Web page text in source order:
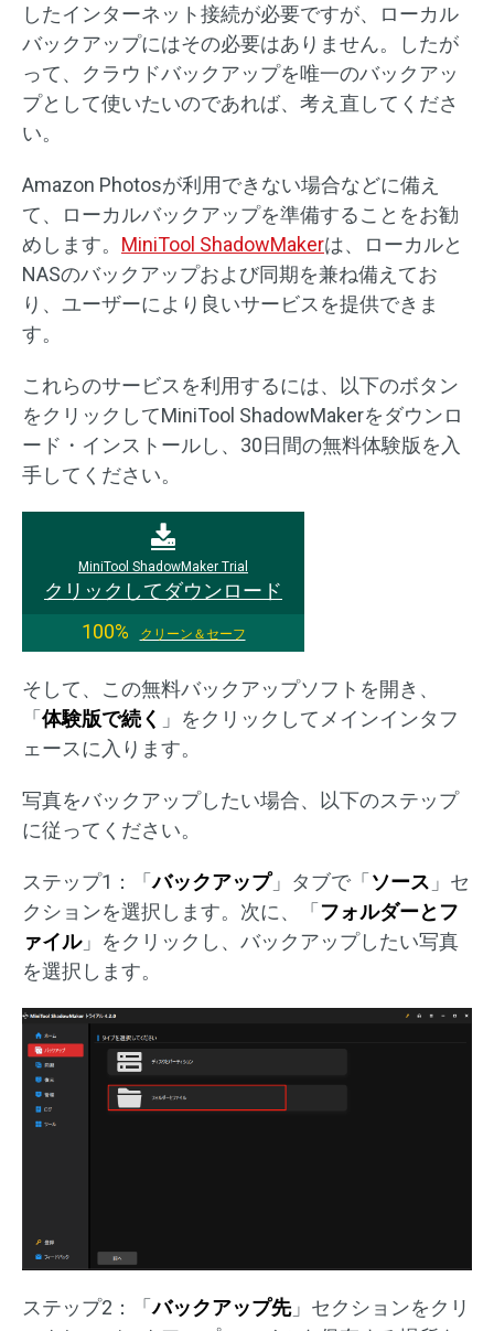
したインターネット接続が必要ですが、ローカル
バックアップにはその必要はありません。したが
って、クラウドバックアップを唯一のバックアッ
プとして使いたいのであれば、考え直してくださ
い。
Amazon Photosが利用できない場合などに備え
て、ローカルバックアップを準備することをお勧
めします。 MiniTool ShadowMakerは、ローカルと
NASのバックアップおよび同期を兼ね備えてお
り、ユーザーにより良いサービスを提供できま
す。
これらのサービスを利用するには、以下のボタン
をクリックしてMiniTool ShadowMakerをダウンロ
ード・インストールし、30日間の無料体験版を入
手してください。
MiniTool ShadowMaker Trial
クリックしてダウンロード
100%
クリーン＆セーフ
そして、この無料バックアップソフトを開き、
「体験版で続く 」をクリックしてメインインタフ
ェースに入ります。
写真をバックアップしたい場合、以下のステップ
に従ってください。
ステップ1：「バックアップ」タブで「ソース 」セ
クションを選択します。次に、「フォルダーとフ
ァイル」をクリックし、バックアップしたい写真
を選択します。
ステップ2：「バックアップ先」セクションをクリ